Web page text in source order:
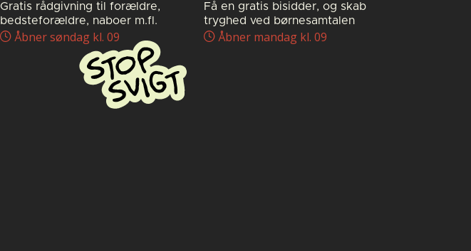
Gratis rådgivning til forældre,
bedsteforældre, naboer m.fl.
Åbner søndag kl. 09
Få en gratis bisidder, og skab
tryghed ved børnesamtalen
Åbner mandag kl. 09